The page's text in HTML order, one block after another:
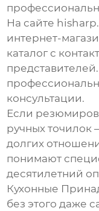
На сайте
интернет-
каталог с
консультации.
Если
ручных точилок
долгих
понимают
десятилетний
Кухонные
без этого даже